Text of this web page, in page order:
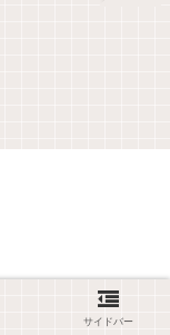
サイドバー